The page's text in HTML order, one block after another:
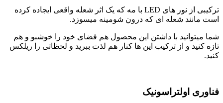
ترکیبی از نور های LED با مه که یک اثر شعله واقعی ایجاده کرده
است مانند شعله ای که درون شومینه میسوزد.
شما میتوانید با داشتن این محصول هم فضای خود را خوشبو و هم
تازه کنید و از ترکیب این ها کنار هم لذت ببرید و لحظاتی را ریلکس
کنید.
فناوری اولتراسونیک